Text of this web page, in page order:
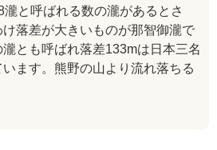
と呼ばれる数の瀧があるとさ
落差が大きいものが那智御瀧で
とも呼ばれ落差133mは日本三名
ます。熊野の山より流れ落ちる